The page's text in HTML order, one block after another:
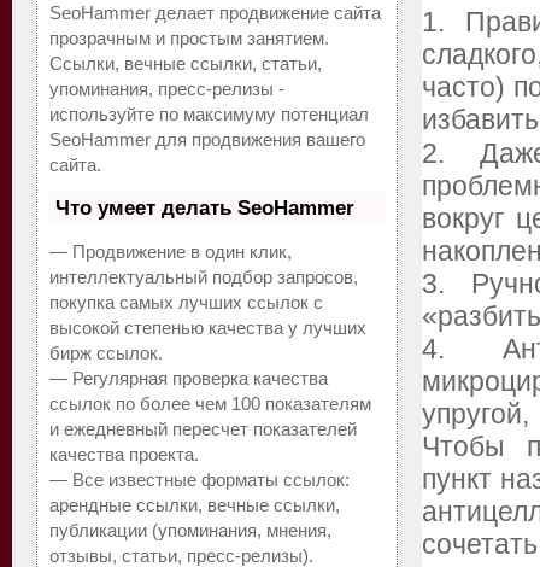
1.
часто)
2.
вокруг
3.
4.
Чтобы
пункт
SeoHammer делает продвижение сайта
прозрачным и простым занятием.
Ссылки, вечные ссылки, статьи,
упоминания, пресс-релизы -
используйте по максимуму потенциал
SeoHammer для продвижения вашего
сайта.
Что умеет делать SeoHammer
— Продвижение в один клик,
интеллектуальный подбор запросов,
покупка самых лучших ссылок с
высокой степенью качества у лучших
бирж ссылок.
— Регулярная проверка качества
ссылок по более чем 100 показателям
и ежедневный пересчет показателей
качества проекта.
— Все известные форматы ссылок:
арендные ссылки, вечные ссылки,
публикации (упоминания, мнения,
отзывы, статьи, пресс-релизы).